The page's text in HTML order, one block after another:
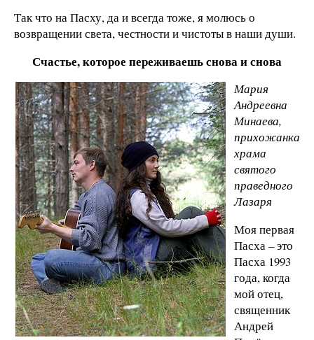
Так что на Пасху, да и всегда тоже, я молюсь о
возвращении света, честности и чистоты в наши души.
Счастье, которое переживаешь снова и снова
Мария
Андреевна
Минаева,
прихожанка
храма
святого
праведного
Лазаря
Моя первая
Пасха – это
Пасха 1993
года, когда
мой отец,
священник
Андрей